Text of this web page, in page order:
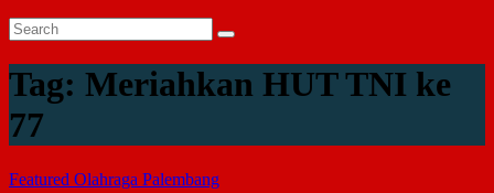
Tag: Meriahkan HUT TNI ke
77
Featured Olahraga Palembang